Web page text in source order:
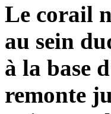
Le corail
au sein
à la base
remonte